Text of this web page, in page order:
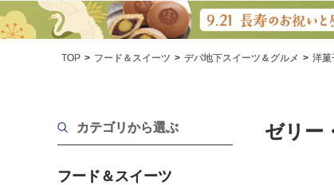
TOP フード＆スイーツ デパ地下スイーツ＆グルメ 洋菓
カテゴリから選ぶ
フード＆スイーツ
ゼリー